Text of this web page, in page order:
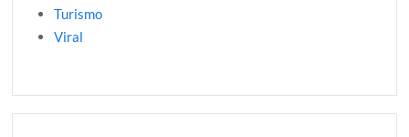
Turismo
Viral